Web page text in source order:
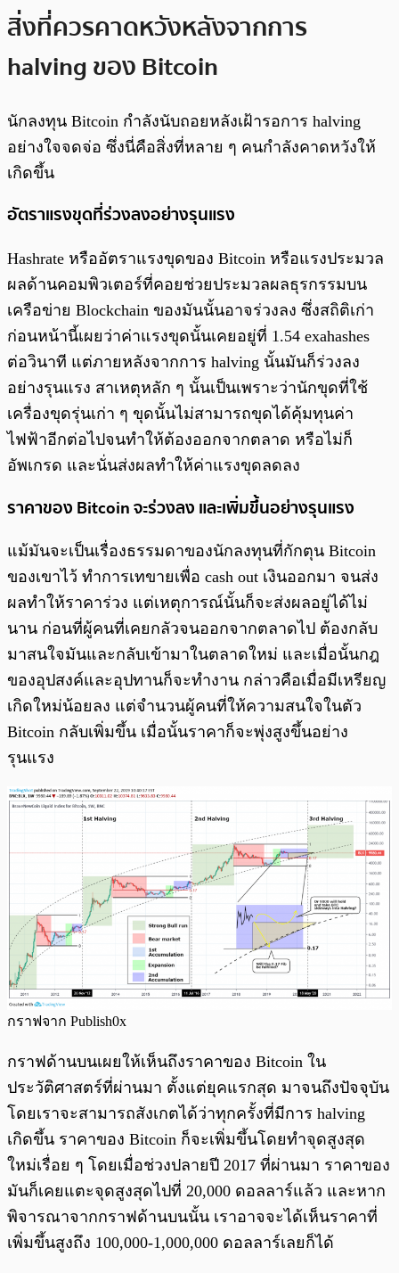
สิ่งที่ควรคาดหวังหลังจากการ
halving ของ Bitcoin
นักลงทุน Bitcoin กำลังนับถอยหลังเฝ้ารอการ halving
อย่างใจจดจ่อ ซึ่งนี่คือสิ่งที่หลาย ๆ คนกำลังคาดหวังให้
เกิดขึ้น
อัตราแรงขุดที่ร่วงลงอย่างรุนแรง
Hashrate หรืออัตราแรงขุดของ Bitcoin หรือแรงประมวล
ผลด้านคอมพิวเตอร์ที่คอยช่วยประมวลผลธุรกรรมบน
เครือข่าย Blockchain ของมันนั้นอาจร่วงลง ซึ่งสถิติเก่า
ก่อนหน้านี้เผยว่าค่าแรงขุดนั้นเคยอยู่ที่ 1.54 exahashes
ต่อวินาที แต่ภายหลังจากการ halving นั้นมันก็ร่วงลง
อย่างรุนแรง สาเหตุหลัก ๆ นั้นเป็นเพราะว่านักขุดที่ใช้
เครื่องขุดรุ่นเก่า ๆ ขุดนั้นไม่สามารถขุดได้คุ้มทุนค่า
ไฟฟ้าอีกต่อไปจนทำให้ต้องออกจากตลาด หรือไม่ก็
อัพเกรด และนั่นส่งผลทำให้ค่าแรงขุดลดลง
ราคาของ Bitcoin จะร่วงลง และเพิ่มขึ้นอย่างรุนแรง
แม้มันจะเป็นเรื่องธรรมดาของนักลงทุนที่กักตุน Bitcoin
ของเขาไว้ ทำการเทขายเพื่อ cash out เงินออกมา จนส่ง
ผลทำให้ราคาร่วง แต่เหตุการณ์นั้นก็จะส่งผลอยู่ได้ไม่
นาน ก่อนที่ผู้คนที่เคยกลัวจนออกจากตลาดไป ต้องกลับ
มาสนใจมันและกลับเข้ามาในตลาดใหม่ และเมื่อนั้นกฎ
ของอุปสงค์และอุปทานก็จะทำงาน กล่าวคือเมื่อมีเหรียญ
เกิดใหม่น้อยลง แต่จำนวนผู้คนที่ให้ความสนใจในตัว
Bitcoin กลับเพิ่มขึ้น เมื่อนั้นราคาก็จะพุ่งสูงขึ้นอย่าง
รุนแรง
กราฟจาก Publish0x
กราฟด้านบนเผยให้เห็นถึงราคาของ Bitcoin ใน
ประวัติศาสตร์ที่ผ่านมา ตั้งแต่ยุคแรกสุด มาจนถึงปัจจุบัน
โดยเราจะสามารถสังเกตได้ว่าทุกครั้งที่มีการ halving
เกิดขึ้น ราคาของ Bitcoin ก็จะเพิ่มขึ้นโดยทำจุดสูงสุด
ใหม่เรื่อย ๆ โดยเมื่อช่วงปลายปี 2017 ที่ผ่านมา ราคาของ
มันก็เคยแตะจุดสูงสุดไปที่ 20,000 ดอลลาร์แล้ว และหาก
พิจารณาจากกราฟด้านบนนั้น เราอาจจะได้เห็นราคาที่
เพิ่มขึ้นสูงถึง 100,000-1,000,000 ดอลลาร์เลยก็ได้